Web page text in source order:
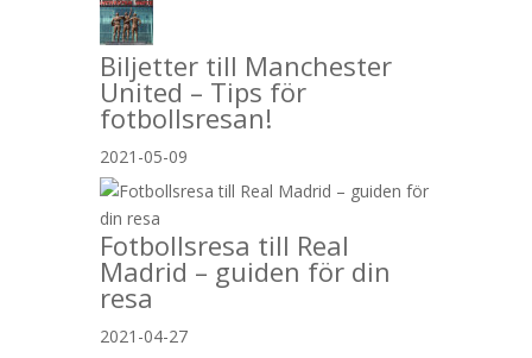
Biljetter till Manchester
United – Tips för
fotbollsresan!
2021-05-09
Fotbollsresa till Real
Madrid – guiden för din
resa
2021-04-27